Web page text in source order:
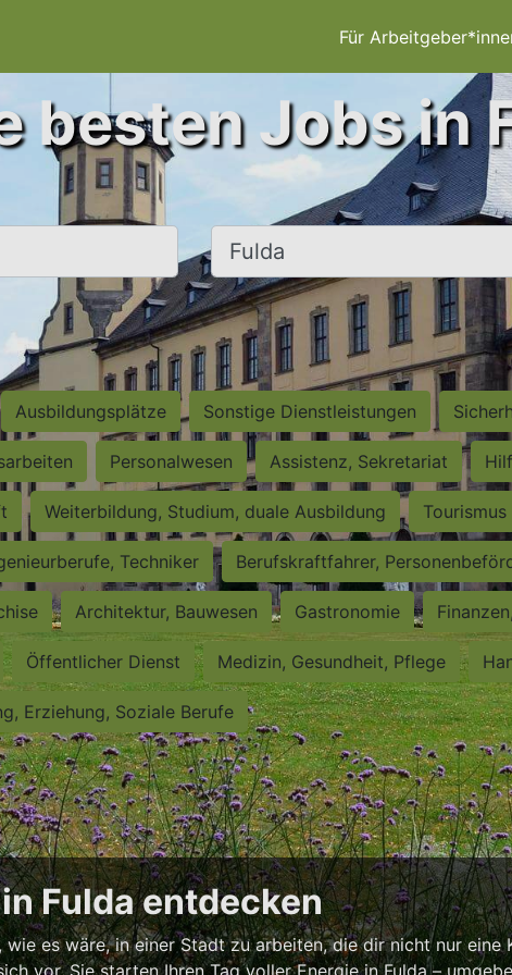
Für
besten Jobs in
Ort, Stadt
Ausbildungsplätze Sonstige Dienstleistungen
Personalwesen Assistenz, Sekretariat
Weiterbildung, Studium, duale Ausbildung Tourismus
Techniker Berufskraftfahrer,
Architektur, Bauwesen Gastronomie
Öffentlicher Dienst Medizin, Gesundheit, Pflege
Erziehung, Soziale Berufe
Fulda entdecken
es wäre, in einer Stadt zu arbeiten, die dir nicht nur eine